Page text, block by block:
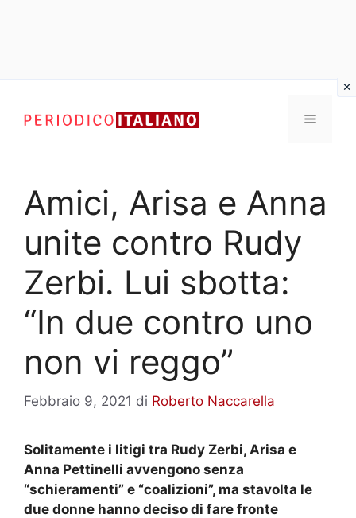
contenuto
Menu
Amici, Arisa e Anna
unite contro Rudy
Zerbi. Lui sbotta:
“In due contro uno
non vi reggo”
Febbraio 9, 2021 di Roberto Naccarella
Solitamente i litigi tra Rudy Zerbi, Arisa e
Anna Pettinelli avvengono senza
“schieramenti” e “coalizioni”, ma stavolta le
due donne hanno deciso di fare fronte